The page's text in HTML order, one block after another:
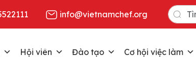
info@vietnamchef.org
Search
for:
Hội viên Đào tạo Cơ hội việc làm